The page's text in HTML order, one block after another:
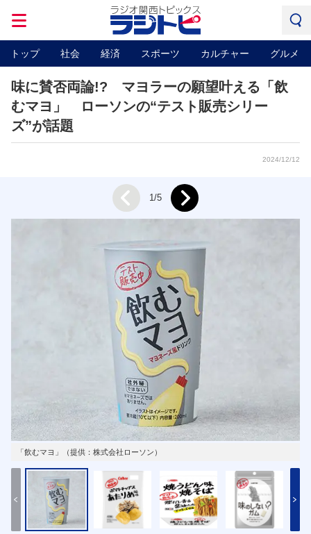
トップ 社会 経済 スポーツ カルチャー グルメ
味に賛否両論!? マヨラーの願望叶える「飲
むマヨ」 ローソンの“テスト販売シリー
ズ”が話題
2024/12/12
「飲むマヨ」（提供：株式会社ローソン）
Prev 1/5 Next